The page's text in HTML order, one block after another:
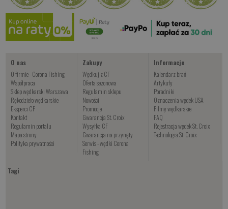
od 87.00 PLN
Kup teraz >
O nas
O firmie - Corona Fishing
Współpraca
Sklep wędkarski Warszawa
Rękodzieło wędkarskie
Eksperci CF
Kontakt
Regulamin portalu
Mapa strony
Polityka prywatności
Zakupy
Wędkuj z CF
Oferta sezonowa
Regulamin sklepu
Nowości
Promocje
Gwarancja St. Croix
Wysyłka CF
Gwarancja na przynęty
Serwis - wędki Corona
Fishing
Informacje
Kalendarz brań
Artykuły
Poradniki
Oznaczenia wędek USA
Filmy wędkarskie
FAQ
Rejestracja wędek St. Croix
Technologia St. Croix
Tagi